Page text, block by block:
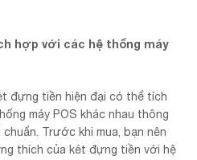
hợp với các hệ thống máy
đựng tiền hiện đại có thể tích
máy POS khác nhau thông
Trước khi mua, bạn nên
thích của két đựng tiền với hệ